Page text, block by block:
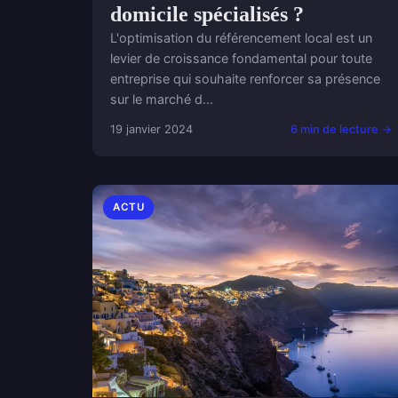
domicile spécialisés ?
L'optimisation du référencement local est un
levier de croissance fondamental pour toute
entreprise qui souhaite renforcer sa présence
sur le marché d...
19 janvier 2024 6 min de lecture →
ACTU